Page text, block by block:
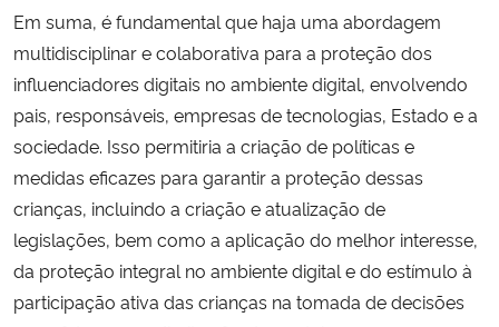
Em suma, é fundamental que haja uma abordagem
multidisciplinar e colaborativa para a proteção dos
influenciadores digitais no ambiente digital, envolvendo
pais, responsáveis, empresas de tecnologias, Estado e a
sociedade. Isso permitiria a criação de políticas e
medidas eficazes para garantir a proteção dessas
crianças, incluindo a criação e atualização de
legislações, bem como a aplicação do melhor interesse,
da proteção integral no ambiente digital e do estímulo à
participação ativa das crianças na tomada de decisões